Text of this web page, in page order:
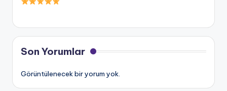
Son Yorumlar
Görüntülenecek bir yorum yok.